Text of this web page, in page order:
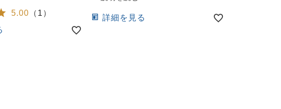
5.00 （ 1 ）
詳細を見る